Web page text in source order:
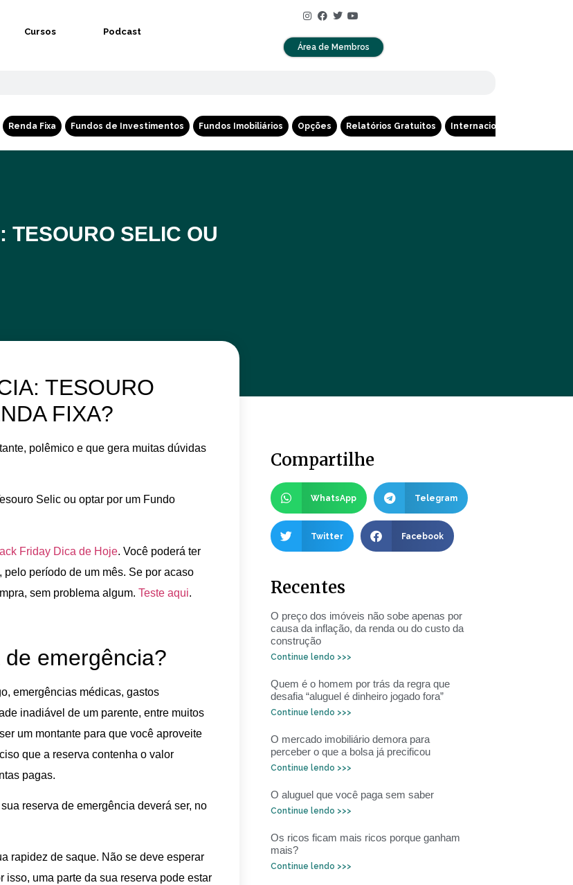
Cursos Podcast
Área de Membros
Renda Fixa Fundos de Investimentos Fundos Imobiliários Opções Relatórios Gratuitos Internacional
TESOURO SELIC OU
TESOURO
FIXA?
polêmico e que gera muitas dúvidas
Selic ou optar por um Fundo
Friday Dica de Hoje. Você poderá ter
período de um mês. Se por acaso
sem problema algum. Teste aqui.
emergência?
emergências médicas, gastos
inadiável de um parente, entre muitos
um montante para que você aproveite
que a reserva contenha o valor
pagas.
reserva de emergência deverá ser, no
rapidez de saque. Não se deve esperar
uma parte da sua reserva pode estar
Compartilhe
WhatsApp Telegram
Twitter Facebook
Recentes
O preço dos imóveis não sobe apenas por
causa da inflação, da renda ou do custo da
construção
Continue lendo >>>
Quem é o homem por trás da regra que
desafia “aluguel é dinheiro jogado fora”
Continue lendo >>>
O mercado imobiliário demora para
perceber o que a bolsa já precificou
Continue lendo >>>
O aluguel que você paga sem saber
Continue lendo >>>
Os ricos ficam mais ricos porque ganham
mais?
Continue lendo >>>